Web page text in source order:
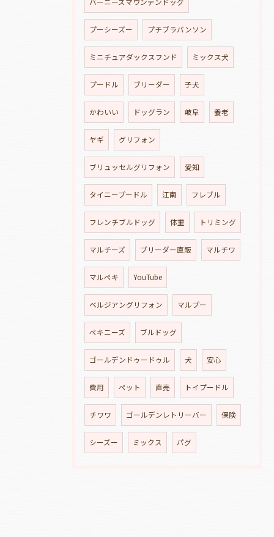
プーシーズー プチブラバンソン
ミニチュアダックスフンド ミックス犬
プードル ブリーダー 子犬
かわいい ドッグラン 岐阜 養老
ヤギ グリフォン
ブリュッセルグリフォン 愛知
タイニープードル 江南 フレブル
フレンチブルドッグ 体重 トリミング
マルチーズ ブリーダー直販 マルチワ
マルペキ YouTube
ベルジアングリフォン マルプー
ペキニーズ ブルドッグ
ゴールデンドゥードゥル 犬 安心
費用 ペット 直売 トイプードル
チワワ ゴールデンレトリーバー 保険
シーズー ミックス パグ